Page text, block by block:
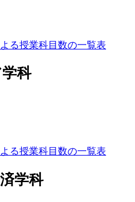
る授業科目数の一覧表
科
る授業科目数の一覧表
学科